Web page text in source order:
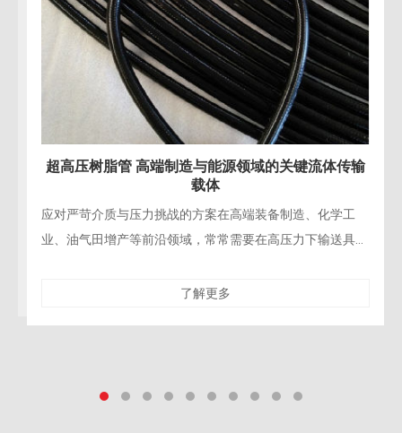
流体传输
、化学工
下输送具有
精密工程拆除的“柔性手术刀”在现代桥梁修复、